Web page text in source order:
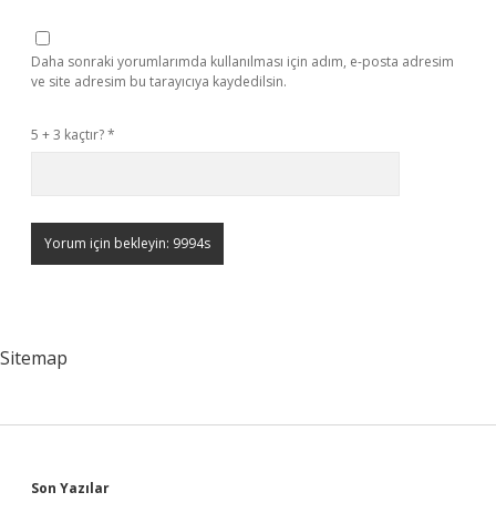
Daha sonraki yorumlarımda kullanılması için adım, e-posta adresim
ve site adresim bu tarayıcıya kaydedilsin.
5 + 3 kaçtır?*
Sitemap
Sidebar
Son Yazılar